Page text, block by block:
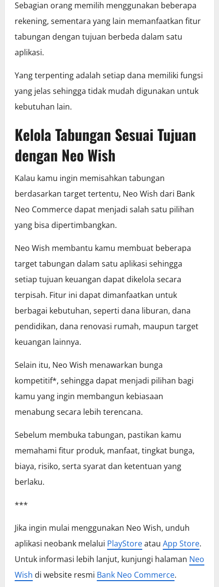
Sebagian orang memilih menggunakan beberapa
rekening, sementara yang lain memanfaatkan fitur
tabungan dengan tujuan berbeda dalam satu
aplikasi.
Yang terpenting adalah setiap dana memiliki fungsi
yang jelas sehingga tidak mudah digunakan untuk
kebutuhan lain.
Kelola Tabungan Sesuai Tujuan
dengan Neo Wish
Kalau kamu ingin memisahkan tabungan
berdasarkan target tertentu, Neo Wish dari Bank
Neo Commerce dapat menjadi salah satu pilihan
yang bisa dipertimbangkan.
Neo Wish membantu kamu membuat beberapa
target tabungan dalam satu aplikasi sehingga
setiap tujuan keuangan dapat dikelola secara
terpisah. Fitur ini dapat dimanfaatkan untuk
berbagai kebutuhan, seperti dana liburan, dana
pendidikan, dana renovasi rumah, maupun target
keuangan lainnya.
Selain itu, Neo Wish menawarkan bunga
kompetitif*, sehingga dapat menjadi pilihan bagi
kamu yang ingin membangun kebiasaan
menabung secara lebih terencana.
Sebelum membuka tabungan, pastikan kamu
memahami fitur produk, manfaat, tingkat bunga,
biaya, risiko, serta syarat dan ketentuan yang
berlaku.
***
Jika ingin mulai menggunakan Neo Wish, unduh
aplikasi neobank melalui PlayStoreatau App Store.
Untuk informasi lebih lanjut, kunjungi halaman Neo
Wish di website resmi Bank Neo Commerce.